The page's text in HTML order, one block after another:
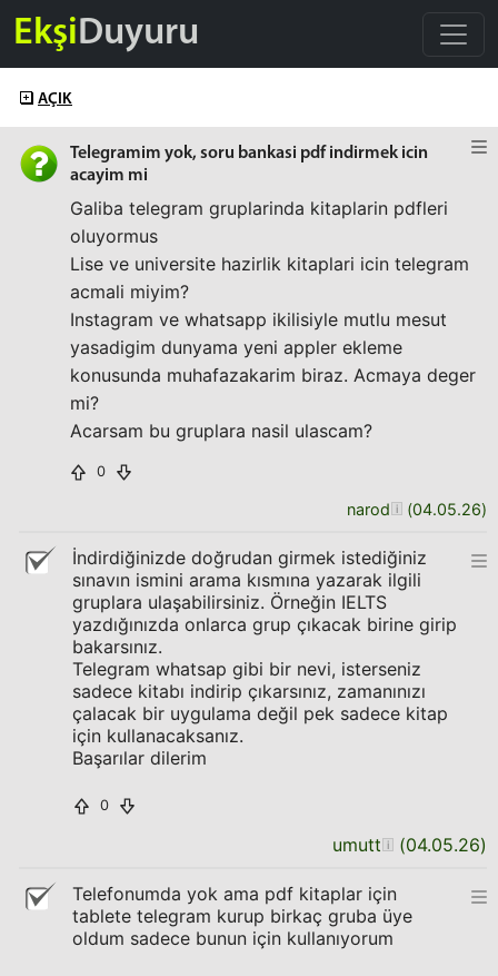
EkşiDuyuru
AÇIK
Telegramim yok, soru bankasi pdf indirmek icin
acayim mi
Galiba telegram gruplarinda kitaplarin pdfleri
oluyormus
Lise ve universite hazirlik kitaplari icin telegram
acmali miyim?
Instagram ve whatsapp ikilisiyle mutlu mesut
yasadigim dunyama yeni appler ekleme
konusunda muhafazakarim biraz. Acmaya deger
mi?
Acarsam bu gruplara nasil ulascam?
0
narod (04.05.26)
İndirdiğinizde doğrudan girmek istediğiniz
sınavın ismini arama kısmına yazarak ilgili
gruplara ulaşabilirsiniz. Örneğin IELTS
yazdığınızda onlarca grup çıkacak birine girip
bakarsınız.
Telegram whatsap gibi bir nevi, isterseniz
sadece kitabı indirip çıkarsınız, zamanınızı
çalacak bir uygulama değil pek sadece kitap
için kullanacaksanız.
Başarılar dilerim
0
umutt (04.05.26)
Telefonumda yok ama pdf kitaplar için
tablete telegram kurup birkaç gruba üye
oldum sadece bunun için kullanıyorum